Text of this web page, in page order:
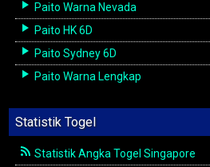
Paito Warna Nevada
Paito HK 6D
Paito Sydney 6D
Paito Warna Lengkap
Statistik Togel
Statistik Angka Togel Singapore